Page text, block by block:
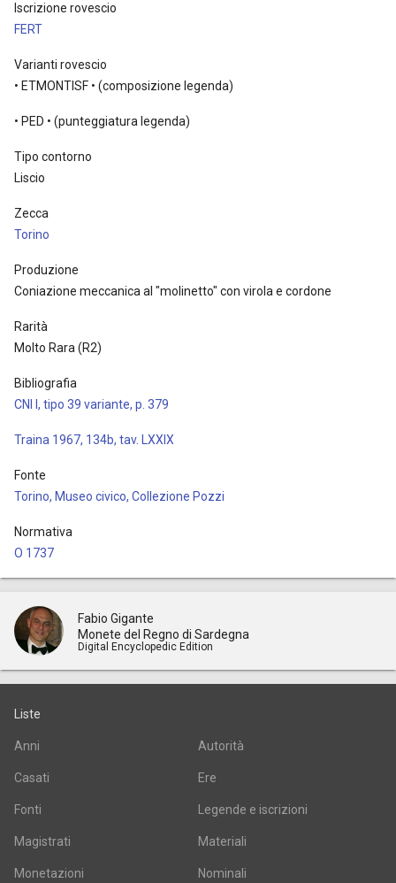
Iscrizione rovescio
FERT
Varianti rovescio
• ETMONTISF • (composizione legenda)
• PED • (punteggiatura legenda)
Tipo contorno
Liscio
Zecca
Torino
Produzione
Coniazione meccanica al "molinetto" con virola e cordone
Rarità
Molto Rara (R2)
Bibliografia
CNI I, tipo 39 variante, p. 379
Traina 1967, 134b, tav. LXXIX
Fonte
Torino, Museo civico, Collezione Pozzi
Normativa
O 1737
Fabio Gigante
Monete del Regno di Sardegna
Digital Encyclopedic Edition
Liste
Anni Autorità
Casati Ere
Fonti Legende e iscrizioni
Magistrati Materiali
Monetazioni Nominali